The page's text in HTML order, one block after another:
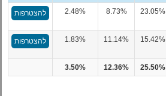
23.05%
8.73%
2.48% להצטרפות
15.42%
11.14%
1.83% להצטרפות
25.50%
12.36%
3.50%